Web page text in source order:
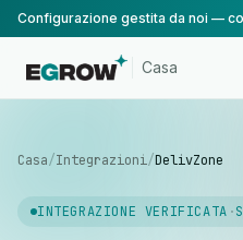
Casa
Casa/Integrazioni/DelivZone
INTEGRAZIONE VERIFICATA ·